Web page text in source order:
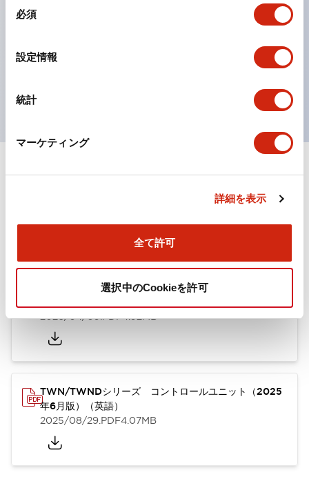
必須
設定情報
統計
マーケティング
詳細を表示
全て許可
選択中のCookieを許可
ました。
ひとつで6色の役をこなすLED球（LSRD球）。これま
で色ごとに分かれていたLED球を、1色のLED球で各色
UL、CSA、TÜV、CCC認証品。
TWN/TWNDシリーズ コントロールユニット（2025
2026/04/09.PDF4.92MB
TWN/TWNDシリーズ コントロールユニット（2025
年6月版）（英語）
2025/08/29.PDF4.07MB